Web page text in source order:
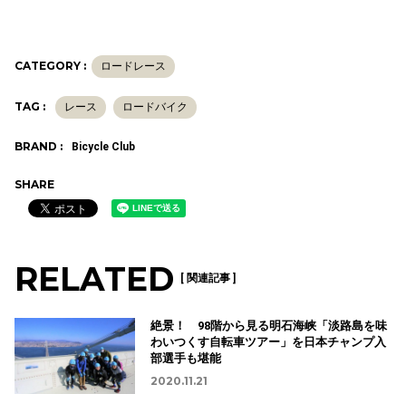
CATEGORY : ロードレース
TAG : レース ロードバイク
BRAND : Bicycle Club
SHARE
RELATED [ 関連記事 ]
絶景！ 98階から見る明石海峡「淡路島を味
わいつくす自転車ツアー」を日本チャンプ入
部選手も堪能
2020.11.21